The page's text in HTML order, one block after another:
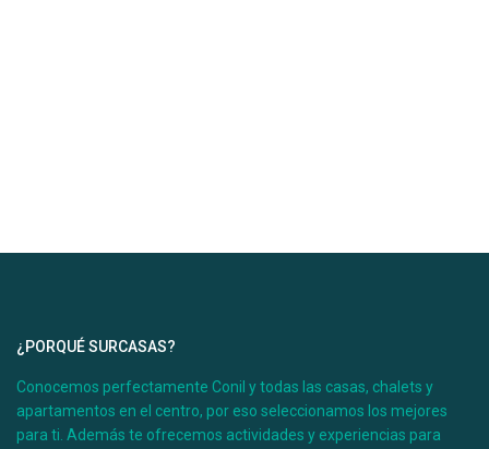
Desde 100 €/por noche
¿PORQUÉ SURCASAS?
Conocemos perfectamente Conil y todas las casas, chalets y
apartamentos en el centro, por eso seleccionamos los mejores
para ti. Además te ofrecemos actividades y experiencias para